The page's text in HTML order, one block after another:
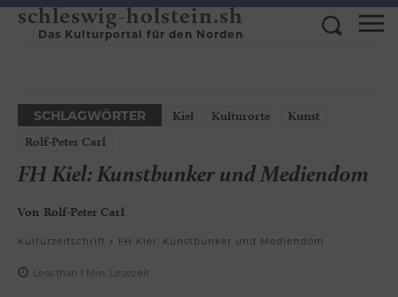
schleswig-holstein.sh
Das Kulturportal für den Norden
SCHLAGWÖRTER Kiel Kulturorte
Kunst
Rolf-Peter Carl
FH Kiel: Kunstbunker und Mediendom
Von Rolf-Peter Carl
Kulturzeitschrift FH Kiel: Kunstbunker und Mediendom
Less than 1 Min. Lesezeit